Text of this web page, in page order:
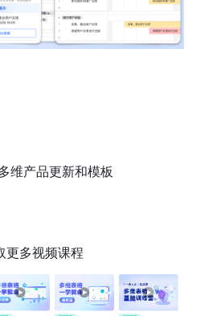
维产品更新和模板
更多视频课程